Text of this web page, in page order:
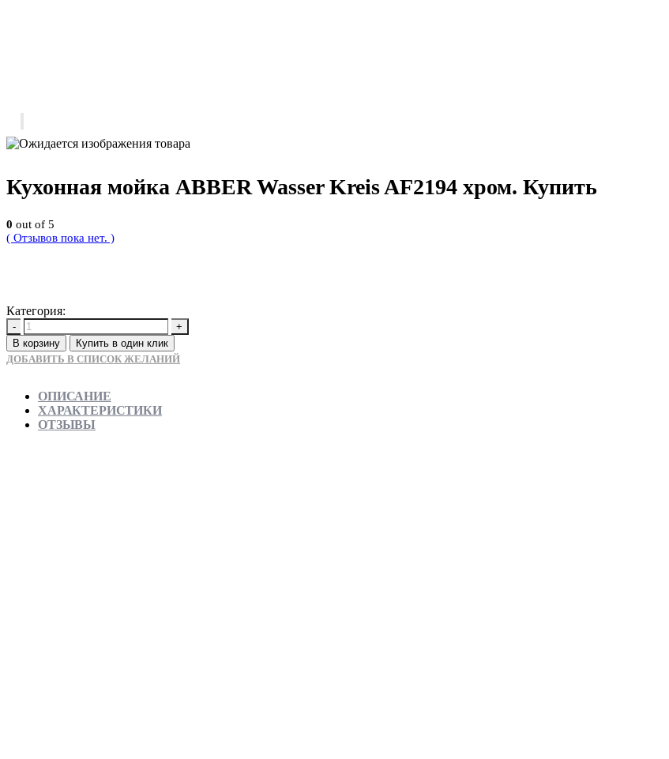
Кухонная мойка ABBER Wasser Kreis AF2194 хром. Купить
0 out of 5
( Отзывов пока нет. )
Категория:
-
+
В корзину
Купить в один клик
ДОБАВИТЬ В СПИСОК ЖЕЛАНИЙ
ОПИСАНИЕ
ХАРАКТЕРИСТИКИ
ОТЗЫВЫ